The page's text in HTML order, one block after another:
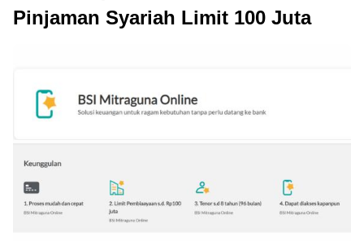
Pinjaman Syariah Limit 100 Juta